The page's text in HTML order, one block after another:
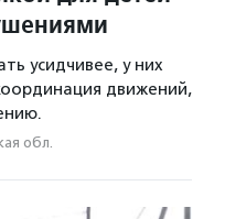
усидчивее, у них
движений,
обл.